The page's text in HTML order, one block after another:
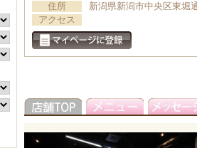
住所
新潟県新潟市中央区東堀
アクセス